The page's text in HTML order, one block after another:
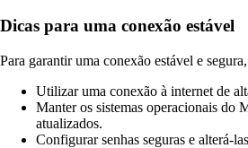
Dicas para uma conexão estável
Para garantir uma conexão estável e
Utilizar uma conexão à internet de
Manter os sistemas operacionais do
atualizados.
Configurar senhas seguras e alterá-